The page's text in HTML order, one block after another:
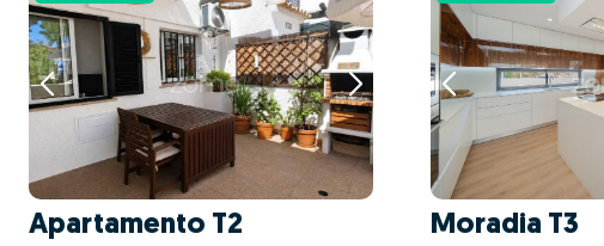
Apartamento T2 Moradia T3